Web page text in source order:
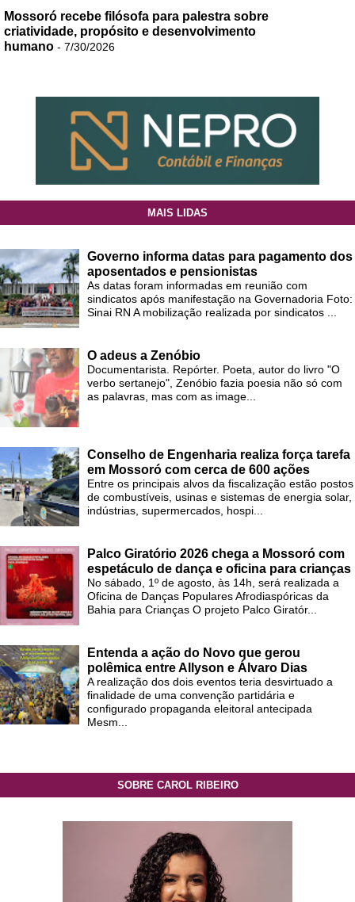
Mossoró recebe filósofa para palestra sobre
criatividade, propósito e desenvolvimento
humano - 7/30/2026
MAIS LIDAS
Governo informa datas para pagamento dos
aposentados e pensionistas
As datas foram informadas em reunião com
sindicatos após manifestação na Governadoria Foto:
Sinai RN A mobilização realizada por sindicatos ...
O adeus a Zenóbio
Documentarista. Repórter. Poeta, autor do livro "O
verbo sertanejo", Zenóbio fazia poesia não só com
as palavras, mas com as image...
Conselho de Engenharia realiza força tarefa
em Mossoró com cerca de 600 ações
Entre os principais alvos da fiscalização estão postos
de combustíveis, usinas e sistemas de energia solar,
indústrias, supermercados, hospi...
Palco Giratório 2026 chega a Mossoró com
espetáculo de dança e oficina para crianças
No sábado, 1º de agosto, às 14h, será realizada a
Oficina de Danças Populares Afrodiaspóricas da
Bahia para Crianças O projeto Palco Giratór...
Entenda a ação do Novo que gerou
polêmica entre Allyson e Álvaro Dias
A realização dos dois eventos teria desvirtuado a
finalidade de uma convenção partidária e
configurado propaganda eleitoral antecipada
Mesm...
SOBRE CAROL RIBEIRO